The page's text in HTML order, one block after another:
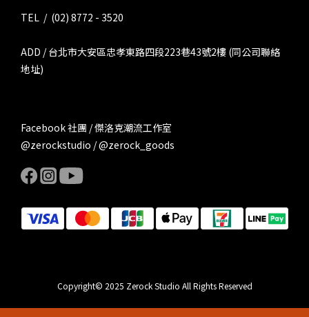
TEL / (02) 8772 - 3520
ADD / 台北市大安區忠孝東路四段223巷43號2樓 (同公司聯絡
地址)
Facebook 社團 / 傑洛克潮流工作室
@zerockstudio / @zerock_goods
Copyright© 2025 Zerock Studio All Rights Reserved